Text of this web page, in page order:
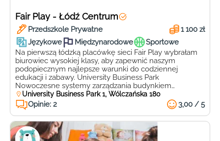
Fair Play - Łódź Centrum
Przedszkole Prywatne
1 100 zł
Językowe
Międzynarodowe
Sportowe
Na pierwszą łódzką placówkę sieci Fair Play wybrałam
biurowiec wysokiej klasy, aby zapewnić naszym
podopiecznym najlepsze warunki do codziennej
edukacji i zabawy. University Business Park
Nowoczesne systemy zarządzania budynkiem
gwarantują wysoką jakość powietrza oraz jego
odpowiedni poziom wilgotności, czyli czynniki
przekładające się na zdrowie naszych maluszków.
Zachowanie odpowiedniej temperatury dzięki
inteligentnym termostatom oraz systemy
bezpieczeństwa […]
University Business Park 1, Wólczańska 180
Opinie: 2 3,00 / 5